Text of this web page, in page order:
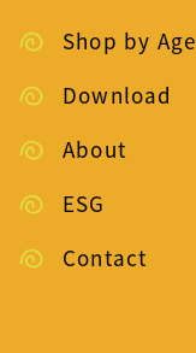
Shop by Age
Download
About
ESG
Contact